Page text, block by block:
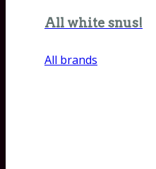
All white snus!
All brands